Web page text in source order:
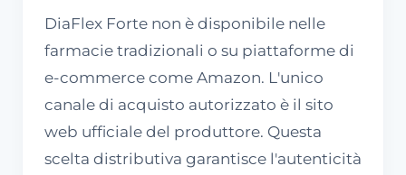
DiaFlex Forte non è disponibile nelle
farmacie tradizionali o su piattaforme di
e-commerce come Amazon. L'unico
canale di acquisto autorizzato è il sito
web ufficiale del produttore. Questa
scelta distributiva garantisce l'autenticità